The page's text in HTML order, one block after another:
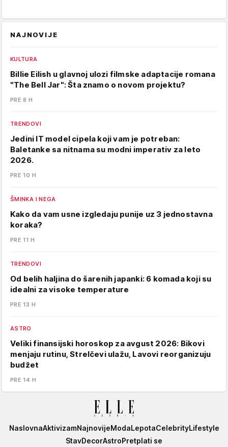
NAJNOVIJE
KULTURA
Billie Eilish u glavnoj ulozi filmske adaptacije romana
"The Bell Jar": Šta znamo o novom projektu?
PRE 8 H
TRENDOVI
Jedini IT model cipela koji vam je potreban:
Baletanke sa nitnama su modni imperativ za leto
2026.
PRE 10 H
ŠMINKA I NEGA
Kako da vam usne izgledaju punije uz 3 jednostavna
koraka?
PRE 11 H
TRENDOVI
Od belih haljina do šarenih japanki: 6 komada koji su
idealni za visoke temperature
PRE 13 H
ASTRO
Veliki finansijski horoskop za avgust 2026: Bikovi
menjaju rutinu, Strelčevi ulažu, Lavovi reorganizuju
budžet
PRE 14 H
Elle
NaslovnaAktivizamNajnovijeModaLepotaCelebrityLifestyle
StavDecorAstroPretplati se